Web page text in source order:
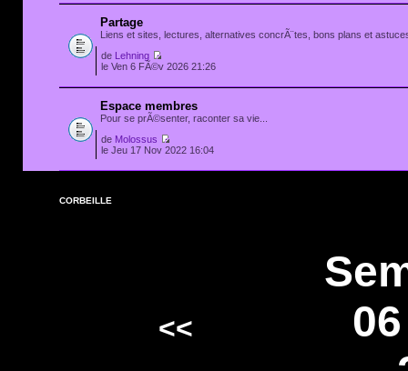
Partage
Liens et sites, lectures, alternatives concrÃ¨tes, bons plans et
de
Lehning
le Ven 6 FÃ©v 2026 21:26
Espace membres
Pour se prÃ©senter, raconter sa vie...
de Molossus
le Jeu 17 Nov 2022 16:04
CORBEILLE
<<